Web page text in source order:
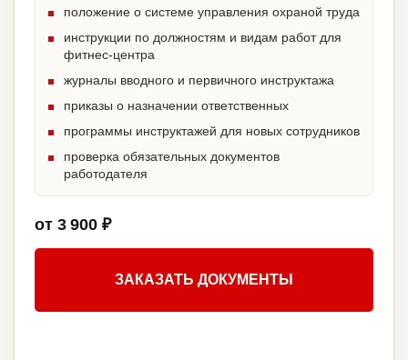
положение о системе управления охраной труда
инструкции по должностям и видам работ для
фитнес-центра
журналы вводного и первичного инструктажа
приказы о назначении ответственных
программы инструктажей для новых сотрудников
проверка обязательных документов
работодателя
от 3 900 ₽
ЗАКАЗАТЬ ДОКУМЕНТЫ